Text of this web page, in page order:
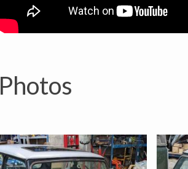
Photos